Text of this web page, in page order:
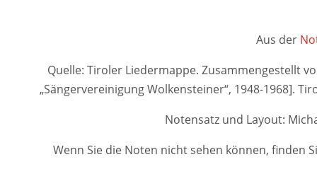
Aus der
Quelle: Tiroler Liedermappe. Zusammengestellt
„Sängervereinigung Wolkensteiner“, 1948-1968].
Notensatz und Layout:
Wenn Sie die Noten nicht sehen können, finden